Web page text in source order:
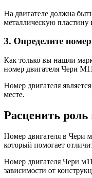
На двигателе должна
металлическую пластину
3. Определите
Как только вы нашли
номер двигателя Чери
Номер двигателя
месте.
Расценить роль
Номер двигателя в Чери
который помогает
Номер двигателя Чери
зависимости от